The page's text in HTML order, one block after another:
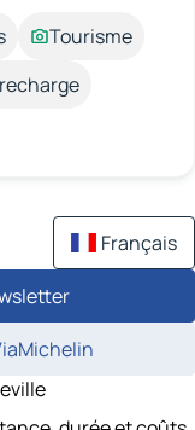
Tourisme
Français